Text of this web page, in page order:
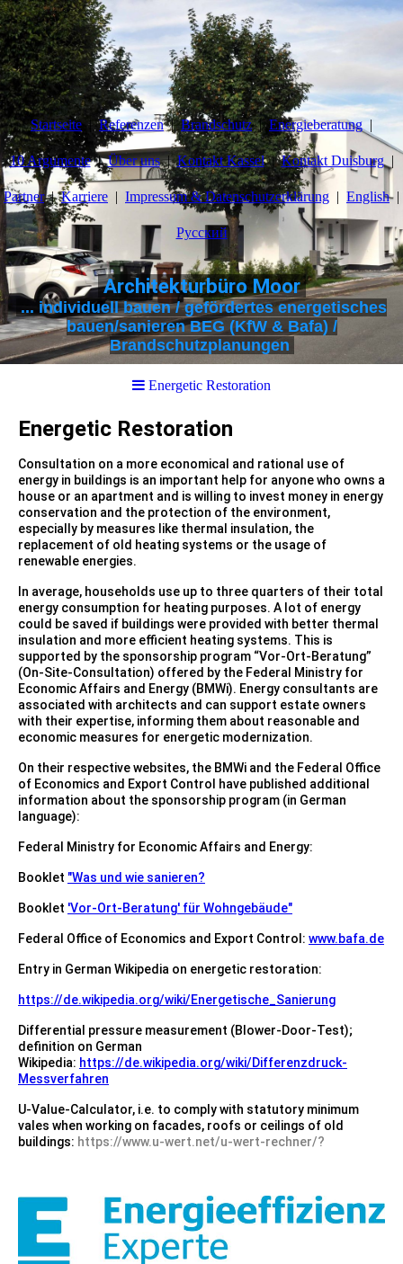
Startseite Referenzen Brandschutz Energieberatung
10 Argumente Über uns Kontakt Kassel Kontakt Duisburg
Partner Karriere Impressum & Datenschutzerklärung English
Pусский
Architekturbüro Moor
... individuell bauen / gefördertes energetisches
bauen/sanieren BEG (KfW & Bafa) /
Brandschutzplanungen
Energetic Restoration
Energetic Restoration
Consultation on a more economical and rational use of
energy in buildings is an important help for anyone who owns a
house or an apartment and is willing to invest money in energy
conservation and the protection of the environment,
especially by measures like thermal insulation, the
replacement of old heating systems or the usage of
renewable energies.
In average, households use up to three quarters of their total
energy consumption for heating purposes. A lot of energy
could be saved if buildings were provided with better thermal
insulation and more efficient heating systems. This is
supported by the sponsorship program “Vor-Ort-Beratung”
(On-Site-Consultation) offered by the Federal Ministry for
Economic Affairs and Energy (BMWi). Energy consultants are
associated with architects and can support estate owners
with their expertise, informing them about reasonable and
economic measures for energetic modernization.
On their respective websites, the BMWi and the Federal Office
of Economics and Export Control have published additional
information about the sponsorship program (in German
language):
Federal Ministry for Economic Affairs and Energy:
Booklet "Was und wie sanieren?
Booklet 'Vor-Ort-Beratung' für Wohngebäude"
Federal Office of Economics and Export Control: www.bafa.de
Entry in German Wikipedia on energetic restoration:
https://de.wikipedia.org/wiki/Energetische_Sanierung
Differential pressure measurement (Blower-Door-Test);
definition on German
Wikipedia: https://de.wikipedia.org/wiki/Differenzdruck-
Messverfahren
U-Value-Calculator, i.e. to comply with statutory minimum
vales when working on facades, roofs or ceilings of old
buildings: https://www.u-wert.net/u-wert-rechner/?